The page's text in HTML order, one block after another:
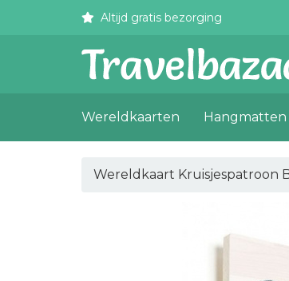
Altijd gratis bezorging
Wereldkaarten Hangmatten
Wereldkaart Kruisjespatroon